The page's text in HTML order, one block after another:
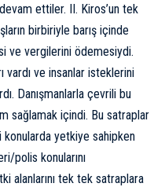
ettiler. II. Kiros’un tek
birbiriyle barış içinde
ve vergilerini ödemesiydi.
vardı ve insanlar isteklerini
Danışmanlarla çevrili bu
sağlamak içindi. Bu satraplar
yetkiye sahipken
polis konularını
alanlarını tek tek satraplara